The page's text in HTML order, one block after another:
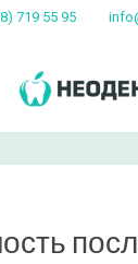
719 55 95